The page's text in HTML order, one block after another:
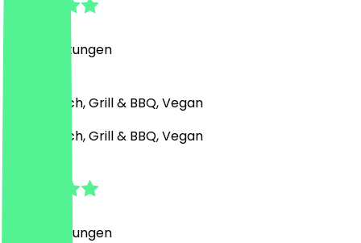
Bewertungen
Mexikanisch, Grill & BBQ, Vegan
Mexikanisch, Grill & BBQ, Vegan
Bewertungen